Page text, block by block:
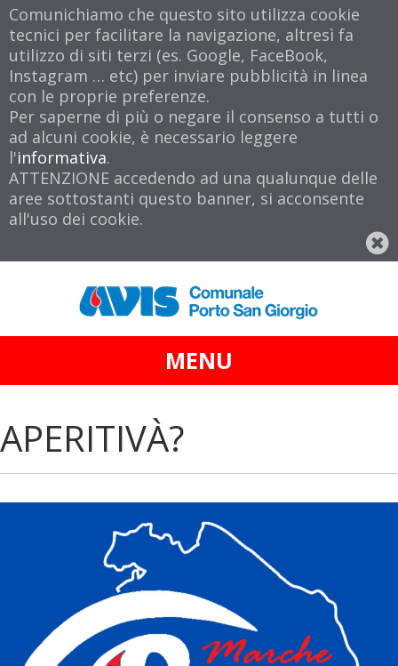
Comunichiamo che questo sito utilizza cookie
tecnici per facilitare la navigazione, altresì fa
utilizzo di siti terzi (es. Google, FaceBook,
Instagram … etc) per inviare pubblicità in linea
con le proprie preferenze.
Per saperne di più o negare il consenso a tutti o
ad alcuni cookie, è necessario leggere
l'informativa.
ATTENZIONE accedendo ad una qualunque delle
aree sottostanti questo banner, si acconsente
all'uso dei cookie.
MENU
APERITIVÀ?